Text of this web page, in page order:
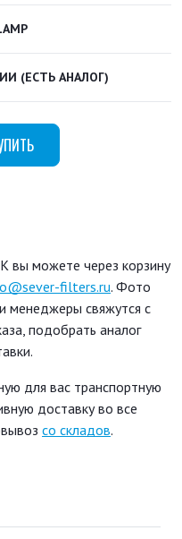
(ЕСТЬ АНАЛОГ)
вы можете через корзину
filters.ru. Фото
менеджеры свяжутся с
подобрать аналог
для вас транспортную
доставку во все
со складов.